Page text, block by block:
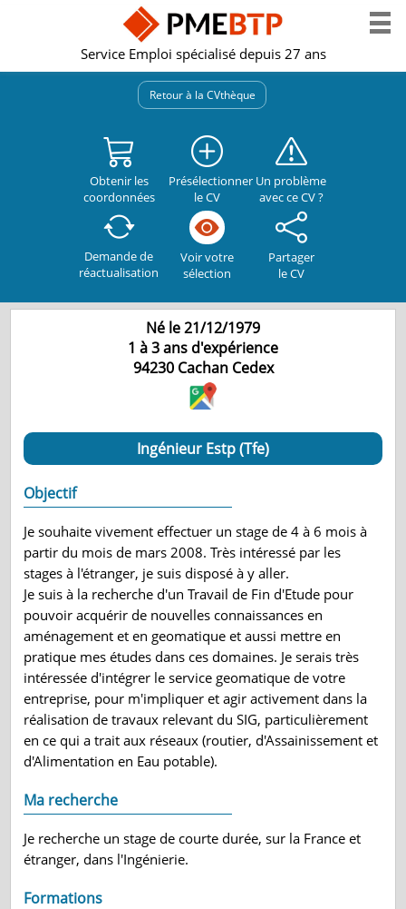
Service Emploi spécialisé depuis 27 ans
Retour à la CVthèque
Obtenir les
coordonnées
Présélectionner
le CV
Un problème
avec ce CV ?
Demande de
réactualisation
Voir votre
sélection
Partager
le CV
Né le 21/12/1979
1 à 3 ans d'expérience
94230 Cachan Cedex
Ingénieur Estp (Tfe)
Objectif
Je souhaite vivement effectuer un stage de 4 à 6 mois à
partir du mois de mars 2008. Très intéressé par les
stages à l'étranger, je suis disposé à y aller.
Je suis à la recherche d'un Travail de Fin d'Etude pour
pouvoir acquérir de nouvelles connaissances en
aménagement et en geomatique et aussi mettre en
pratique mes études dans ces domaines. Je serais très
intéressée d'intégrer le service geomatique de votre
entreprise, pour m'impliquer et agir activement dans la
réalisation de travaux relevant du SIG, particulièrement
en ce qui a trait aux réseaux (routier, d'Assainissement et
d'Alimentation en Eau potable).
Ma recherche
Je recherche un stage de courte durée, sur la France et
étranger, dans l'Ingénierie.
Formations